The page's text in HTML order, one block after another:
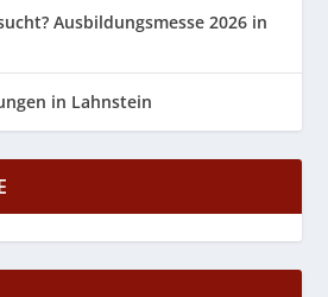
Ausbildungsmesse 2026 in
in Lahnstein